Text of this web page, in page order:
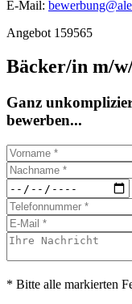
E-Mail:
Angebot 159565
Bäcker/in m/
Ganz
bewerben...
* Bitte alle markierten